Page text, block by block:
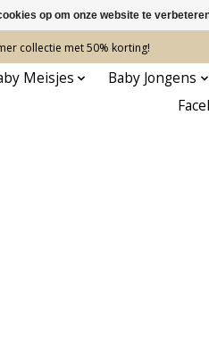
collectie met 50% korting!
Meisjes Baby Jongens
op om onze website te